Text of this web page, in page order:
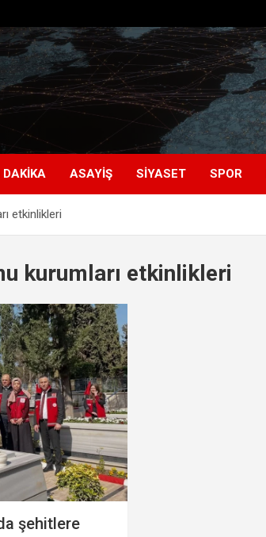
DAKIKA ASAYIŞ SIYASET SPOR
etkinlikleri
kurumları etkinlikleri
şehitlere